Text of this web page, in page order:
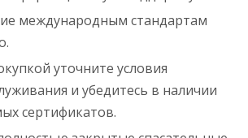
международным стандартам
уточните условия
и убедитесь в наличии
сертификатов.